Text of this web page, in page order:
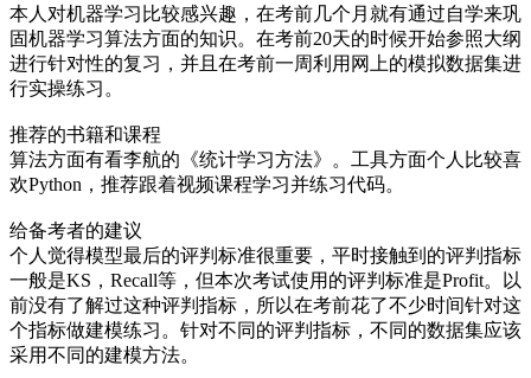
本人对机器学习比较感兴趣，在考前几个月就有通过自学来巩
固机器学习算法方面的知识。在考前20天的时候开始参照大纲
进行针对性的复习，并且在考前一周利用网上的模拟数据集进
行实操练习。
推荐的书籍和课程
算法方面有看李航的《统计学习方法》。工具方面个人比较喜
欢Python，推荐跟着视频课程学习并练习代码。
给备考者的建议
个人觉得模型最后的评判标准很重要，平时接触到的评判指标
一般是KS，Recall等，但本次考试使用的评判标准是Profit。以
前没有了解过这种评判指标，所以在考前花了不少时间针对这
个指标做建模练习。针对不同的评判指标，不同的数据集应该
采用不同的建模方法。